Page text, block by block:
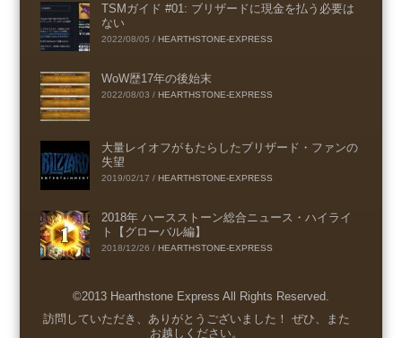
TSMガイド #01: ブリザードに現金を払う必要は
ない
2022/08/05 / HEARTHSTONE-EXPRESS
WoW歴17年の後始末
2022/08/03 / HEARTHSTONE-EXPRESS
大量レイオフがもたらしたブリザード・ファンの
失望
2019/02/17 / HEARTHSTONE-EXPRESS
2018年 ハースストーン総合ニュース・ハイライ
ト【グローバル編】
2018/12/26 / HEARTHSTONE-EXPRESS
©2013 Hearthstone Express All Rights Reserved.
Menu
訪問していただき、ありがとうございました！ ぜひ、また
お越しください。